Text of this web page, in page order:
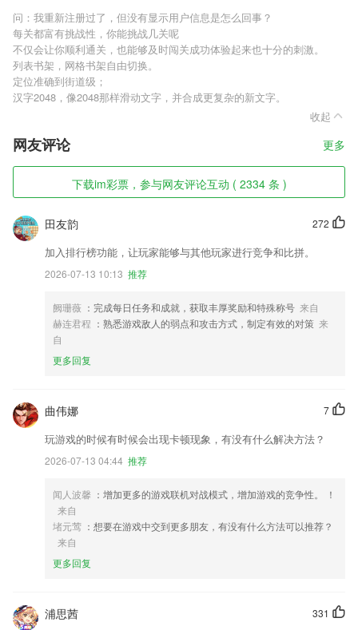
问：我重新注册过了，但没有显示用户信息是怎么回事？
每关都富有挑战性，你能挑战几关呢
不仅会让你顺利通关，也能够及时闯关成功体验起来也十分的刺激。
列表书架，网格书架自由切换。
定位准确到街道级；
汉字2048，像2048那样滑动文字，并合成更复杂的新文字。
收起
网友评论 更多
下载im彩票，参与网友评论互动 ( 2334 条 )
272
田友韵
加入排行榜功能，让玩家能够与其他玩家进行竞争和比拼。
2026-07-13 10:13 推荐
阙珊薇 ：完成每日任务和成就，获取丰厚奖励和特殊称号 来自
赫连君程 ：熟悉游戏敌人的弱点和攻击方式，制定有效的对策 来
自
更多回复
7
曲伟娜
玩游戏的时候有时候会出现卡顿现象，有没有什么解决方法？
2026-07-13 04:44 推荐
闻人波馨 ：增加更多的游戏联机对战模式，增加游戏的竞争性。 ！
来自
堵元莺 ：想要在游戏中交到更多朋友，有没有什么方法可以推荐？
来自
更多回复
331
浦思茜